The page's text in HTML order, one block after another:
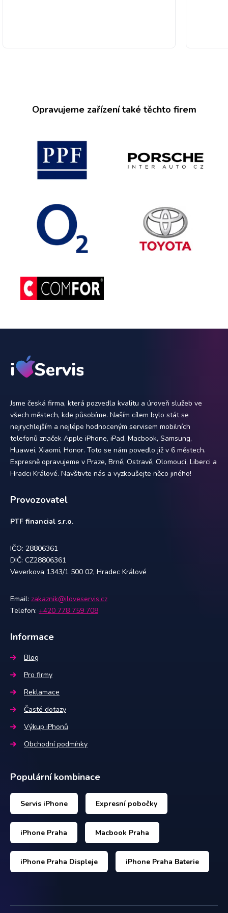
Opravujeme zařízení také těchto firem
Jsme česká firma, která pozvedla kvalitu a úroveň služeb ve
všech městech, kde působíme. Naším cílem bylo stát se
nejrychlejším a nejlépe hodnoceným servisem mobilních
telefonů značek Apple iPhone, iPad, Macbook, Samsung,
Huawei, Xiaomi, Honor. Toto se nám povedlo již v 6 městech.
Expresně opravujeme v Praze, Brně, Ostravě, Olomouci, Liberci a
Hradci Králové. Navštivte nás a vyzkoušejte něco jiného!
Provozovatel
PTF financial s.r.o.
IČO: 28806361
DIČ: CZ28806361
Veverkova 1343/1 500 02, Hradec Králové
Email: zakaznik@iloveservis.cz
Telefon: +420 778 759 708
Informace
Blog
Pro firmy
Reklamace
Časté dotazy
Výkup iPhonů
Obchodní podmínky
Populární kombinace
Servis iPhone Expresní pobočky
iPhone Praha Macbook Praha
iPhone Praha Displeje iPhone Praha Baterie